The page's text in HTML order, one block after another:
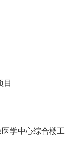
目
学中心综合楼工